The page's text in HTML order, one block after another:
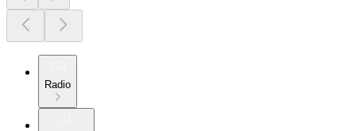
Radio